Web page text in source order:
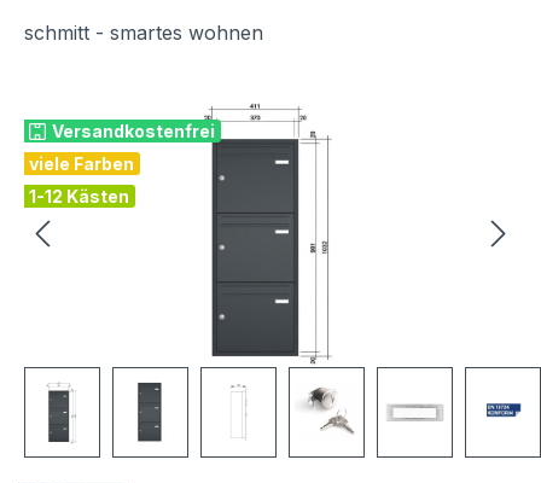
schmitt - smartes wohnen
Versandkostenfrei
viele Farben
1-12 Kästen